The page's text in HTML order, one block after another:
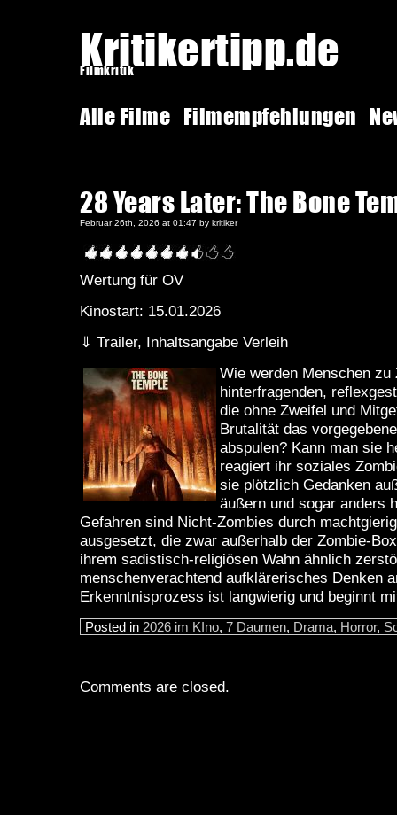
Kritikertipp.de
Filmkritik
Alle Filme Filmempfehlungen
28 Years Later: The Bone
Februar 26th, 2026 at 01:47 by kritiker
Wertung für OV
Kinostart: 15.01.2026
⇓ Trailer, Inhaltsangabe Verleih
Wie werden Menschen zu
hinterfragenden,
die ohne Zweifel und
Brutalität das
abspulen? Kann man sie
reagiert ihr soziales
sie plötzlich Gedanken
äußern und sogar anders
Gefahren sind Nicht-Zombies durch
ausgesetzt, die zwar außerhalb der Zombie-
ihrem sadistisch-religiösen Wahn ähnlich
menschenverachtend aufklärerisches Denken
Erkenntnisprozess ist langwierig und beginnt
Posted in 2026 im KIno, 7 Daumen, Drama, Horror,
Comments are closed.